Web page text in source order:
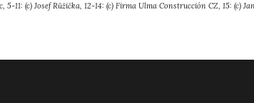
11: (c) Josef Růžička, 12-14: (c) Firma Ulma Construcción CZ, 15: (c)